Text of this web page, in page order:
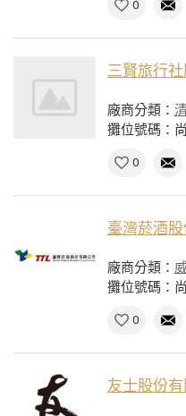
0
三賢旅行
廠商分類：
攤位號碼：
0
臺灣菸酒
廠商分類：
攤位號碼：
0
友士股份有